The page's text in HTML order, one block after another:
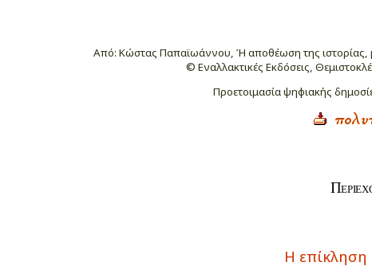
Από: Κώστας Παπαϊωάννου, Ή αποθέωση της
© Εναλλακτικές Εκδόσεις,
Προετοιμασία ψηφιακής
Η